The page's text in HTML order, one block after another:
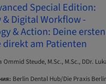
Special Edition:
Digital Workflow -
& Action: Deine ersten
am Patienten
Ommid Steude, M.Sc., M.Sc., DDr.
Berlin Dental Hub/Die Praxis